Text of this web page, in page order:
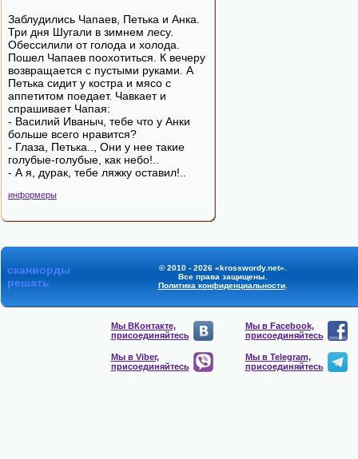
Заблудились Чапаев, Петька и Анка.
Три дня Шугали в зимнем лесу.
Обессилили от голода и холода.
Пошел Чапаев поохотиться. К вечеру
возвращается с пустыми руками. А
Петька сидит у костра и мясо с
аппетитом поедает. Чавкает и
спрашивает Чапая:
- Василий Иваныч, тебе что у Анки
больше всего нравится?
- Глаза, Петька.., Они у нее такие
голубые-голубые, как небо!..
- А я, дурак, тебе ляжку оставил!..
информеры
сканворды
решать
© 2010 - 2026 «krosswordy.net».
Все права защищены.
Политика конфиденциальности.
Мы ВКонтакте,
присоединяйтесь
Мы в Facebook,
присоединяйтесь
Мы в Viber,
присоединяйтесь
Мы в Telegram,
присоединяйтесь